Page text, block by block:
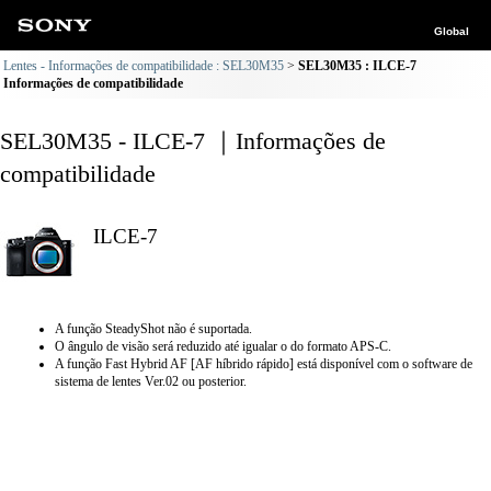
Global
Lentes - Informações de compatibilidade : SEL30M35
SEL30M35 : ILCE-7
Informações de compatibilidade
SEL30M35 - ILCE-7 ｜Informações de
compatibilidade
ILCE-7
A função SteadyShot não é suportada.
O ângulo de visão será reduzido até igualar o do formato APS-C.
A função Fast Hybrid AF [AF híbrido rápido] está disponível com o software de
sistema de lentes Ver.02 ou posterior.